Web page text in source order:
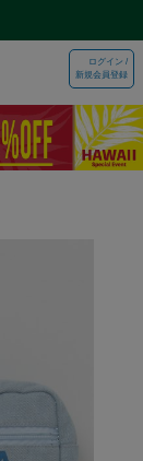
ログイン /
新規会員登録